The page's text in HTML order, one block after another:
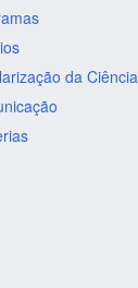
da Ciência